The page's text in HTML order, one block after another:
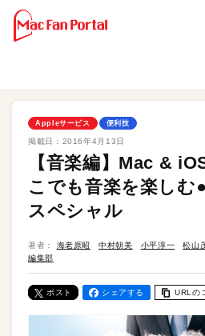
Appleサービス 便利技
掲載日： 2016年4月13日
【音楽編】Mac &
こでも音楽を楽しむ
スペシャル
著者： 海老原昭 中村朝美 小平淳一 松山
編集部
ポスト シェアする URLの